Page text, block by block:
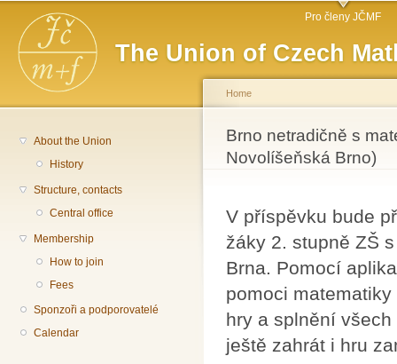
The Union of Czech
Main menu Pro členy JČMF
About the Union
History
Structure, contacts
Central office
Membership
How to join
Fees
Sponzoři a podporovatelé
Calendar
You are here
Home
Brno netradičně s
Novolíšeňská Brno)
V příspěvku bude
žáky 2. stupně ZŠ
Brna. Pomocí
pomoci
hry a splnění
ještě zahrát i hru